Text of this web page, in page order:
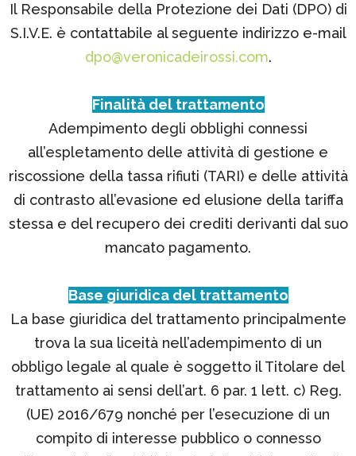
Il Responsabile della Protezione dei Dati (DPO) di
S.I.V.E. è contattabile al seguente indirizzo e-mail
dpo@veronicadeirossi.com.
Finalità del trattamento
Adempimento degli obblighi connessi
all’espletamento delle attività di gestione e
riscossione della tassa rifiuti (TARI) e delle attività
di contrasto all’evasione ed elusione della tariffa
stessa e del recupero dei crediti derivanti dal suo
mancato pagamento.
Base giuridica del trattamento
La base giuridica del trattamento principalmente
trova la sua liceità nell’adempimento di un
obbligo legale al quale è soggetto il Titolare del
trattamento ai sensi dell’art. 6 par. 1 lett. c) Reg.
(UE) 2016/679 nonché per l’esecuzione di un
compito di interesse pubblico o connesso